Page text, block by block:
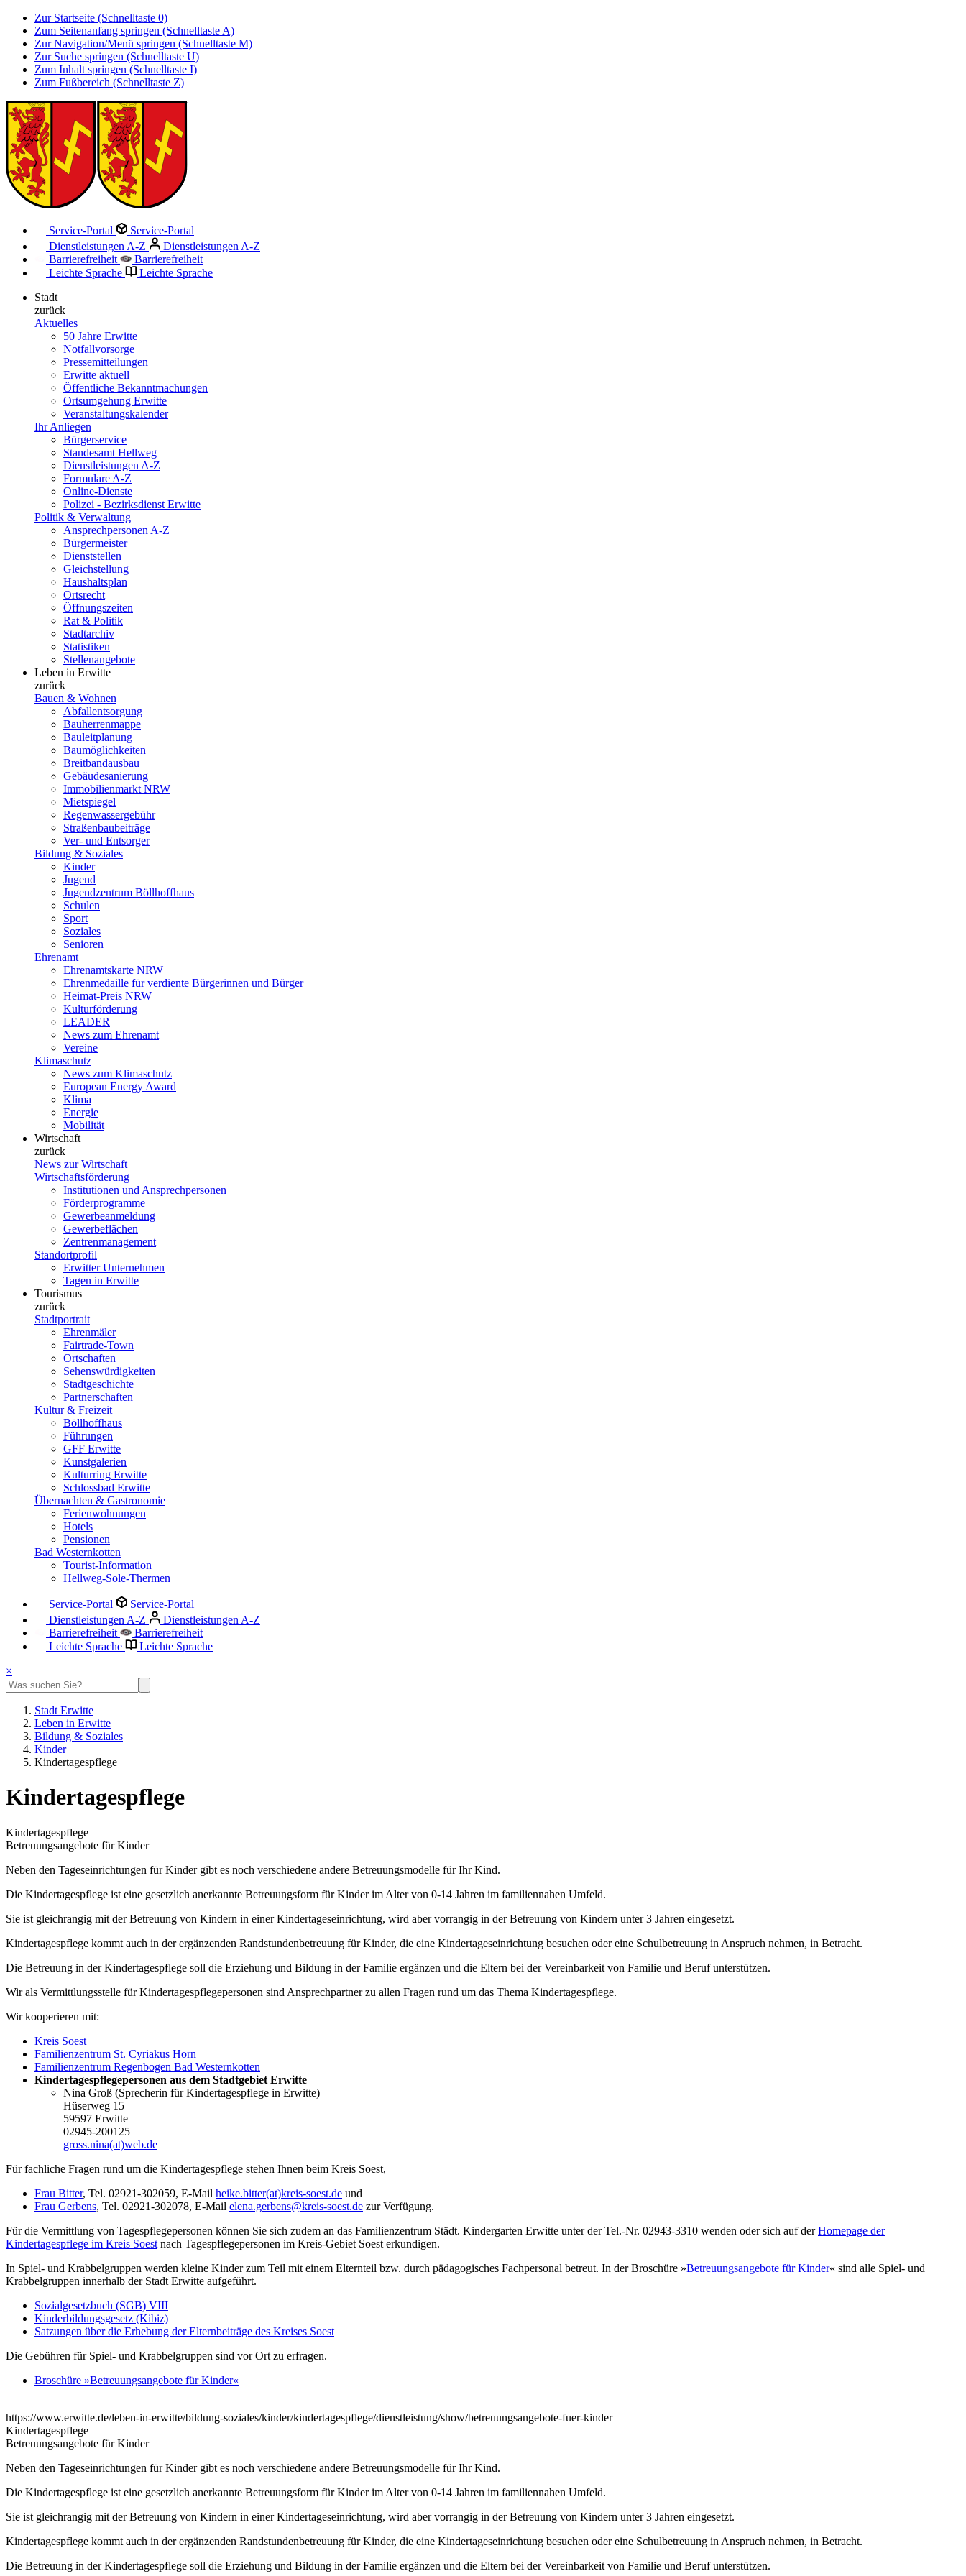
Zur Startseite (Schnelltaste 0)
Zum Seitenanfang springen (Schnelltaste A)
Zur Navigation/Menü springen (Schnelltaste M)
Zur Suche springen (Schnelltaste U)
Zum Inhalt springen (Schnelltaste I)
Zum Fußbereich (Schnelltaste Z)
Service-Portal
Service-Portal
Dienstleistungen A-Z
Dienstleistungen A-Z
Barrierefreiheit
Barrierefreiheit
Leichte Sprache
Leichte Sprache
Stadt
zurück
Aktuelles
50 Jahre Erwitte
Notfallvorsorge
Pressemitteilungen
Erwitte aktuell
Öffentliche Bekanntmachungen
Ortsumgehung Erwitte
Veranstaltungskalender
Ihr Anliegen
Bürgerservice
Standesamt Hellweg
Dienstleistungen A-Z
Formulare A-Z
Online-Dienste
Polizei - Bezirksdienst Erwitte
Politik & Verwaltung
Ansprechpersonen A-Z
Bürgermeister
Dienststellen
Gleichstellung
Haushaltsplan
Ortsrecht
Öffnungszeiten
Rat & Politik
Stadtarchiv
Statistiken
Stellenangebote
Leben in Erwitte
zurück
Bauen & Wohnen
Abfallentsorgung
Bauherrenmappe
Bauleitplanung
Baumöglichkeiten
Breitbandausbau
Gebäudesanierung
Immobilienmarkt NRW
Mietspiegel
Regenwassergebühr
Straßenbaubeiträge
Ver- und Entsorger
Bildung & Soziales
Kinder
Jugend
Jugendzentrum Böllhoffhaus
Schulen
Sport
Soziales
Senioren
Ehrenamt
Ehrenamtskarte NRW
Ehrenmedaille für verdiente Bürgerinnen und Bürger
Heimat-Preis NRW
Kulturförderung
LEADER
News zum Ehrenamt
Vereine
Klimaschutz
News zum Klimaschutz
European Energy Award
Klima
Energie
Mobilität
Wirtschaft
zurück
News zur Wirtschaft
Wirtschaftsförderung
Institutionen und Ansprechpersonen
Förderprogramme
Gewerbeanmeldung
Gewerbeflächen
Zentrenmanagement
Standortprofil
Erwitter Unternehmen
Tagen in Erwitte
Tourismus
zurück
Stadtportrait
Ehrenmäler
Fairtrade-Town
Ortschaften
Sehenswürdigkeiten
Stadtgeschichte
Partnerschaften
Kultur & Freizeit
Böllhoffhaus
Führungen
GFF Erwitte
Kunstgalerien
Kulturring Erwitte
Schlossbad Erwitte
Übernachten & Gastronomie
Ferienwohnungen
Hotels
Pensionen
Bad Westernkotten
Tourist-Information
Hellweg-Sole-Thermen
Service-Portal
Service-Portal
Dienstleistungen A-Z
Dienstleistungen A-Z
Barrierefreiheit
Barrierefreiheit
Leichte Sprache
Leichte Sprache
×
Stadt Erwitte
Leben in Erwitte
Bildung & Soziales
Kinder
Kindertagespflege
Kindertagespflege
Kindertagespflege
Betreuungsangebote für Kinder
Neben den Tageseinrichtungen für Kinder gibt es noch verschiedene andere Betreuungsmodelle für Ihr Kind.
Die Kindertagespflege ist eine gesetzlich anerkannte Betreuungsform für Kinder im Alter von 0-14 Jahren im familiennahen Umfeld.
Sie ist gleichrangig mit der Betreuung von Kindern in einer Kindertageseinrichtung, wird aber vorrangig in der Betreuung von Kindern unter 3 Jahren eingesetzt.
Kindertagespflege kommt auch in der ergänzenden Randstundenbetreuung für Kinder, die eine Kindertageseinrichtung besuchen oder eine Schulbetreuung in Anspruch nehmen, in Betracht.
Die Betreuung in der Kindertagespflege soll die Erziehung und Bildung in der Familie ergänzen und die Eltern bei der Vereinbarkeit von Familie und Beruf unterstützen.
Wir als Vermittlungsstelle für Kindertagespflegepersonen sind Ansprechpartner zu allen Fragen rund um das Thema Kindertagespflege.
Wir kooperieren mit:
Kreis Soest
Familienzentrum St. Cyriakus Horn
Familienzentrum Regenbogen Bad Westernkotten
Kindertagespflegepersonen aus dem Stadtgebiet Erwitte
Nina Groß (Sprecherin für Kindertagespflege in Erwitte)
Hüserweg 15
59597 Erwitte
02945-200125
gross.nina(at)web.de
Für fachliche Fragen rund um die Kindertagespflege stehen Ihnen beim Kreis Soest,
Frau Bitter, Tel. 02921-302059, E-Mail heike.bitter(at)kreis-soest.de und
Frau Gerbens, Tel. 02921-302078, E-Mail elena.gerbens@kreis-soest.de zur Verfügung.
Für die Vermittlung von Tagespflegepersonen können Sie sich zudem an das Familienzentrum Städt. Kindergarten Erwitte unter der Tel.-Nr. 02943-3310 wenden oder sich auf derHomepage der
Kindertagespflege im Kreis Soest nach Tagespflegepersonen im Kreis-Gebiet Soest erkundigen.
In Spiel- und Krabbelgruppen werden kleine Kinder zum Teil mit einem Elternteil bzw. durch pädagogisches Fachpersonal betreut. In der Broschüre »Betreuungsangebote für Kinder« sind alle Spiel- und
Krabbelgruppen innerhalb der Stadt Erwitte aufgeführt.
Sozialgesetzbuch (SGB) VIII
Kinderbildungsgesetz (Kibiz)
Satzungen über die Erhebung der Elternbeiträge des Kreises Soest
Die Gebühren für Spiel- und Krabbelgruppen sind vor Ort zu erfragen.
Broschüre »Betreuungsangebote für Kinder«
https://www.erwitte.de/leben-in-erwitte/bildung-soziales/kinder/kindertagespflege/dienstleistung/show/betreuungsangebote-fuer-kinder
Kindertagespflege
Betreuungsangebote für Kinder
Neben den Tageseinrichtungen für Kinder gibt es noch verschiedene andere Betreuungsmodelle für Ihr Kind.
Die Kindertagespflege ist eine gesetzlich anerkannte Betreuungsform für Kinder im Alter von 0-14 Jahren im familiennahen Umfeld.
Sie ist gleichrangig mit der Betreuung von Kindern in einer Kindertageseinrichtung, wird aber vorrangig in der Betreuung von Kindern unter 3 Jahren eingesetzt.
Kindertagespflege kommt auch in der ergänzenden Randstundenbetreuung für Kinder, die eine Kindertageseinrichtung besuchen oder eine Schulbetreuung in Anspruch nehmen, in Betracht.
Die Betreuung in der Kindertagespflege soll die Erziehung und Bildung in der Familie ergänzen und die Eltern bei der Vereinbarkeit von Familie und Beruf unterstützen.